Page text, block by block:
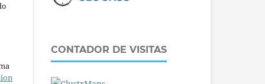
CONTADOR DE VISITAS